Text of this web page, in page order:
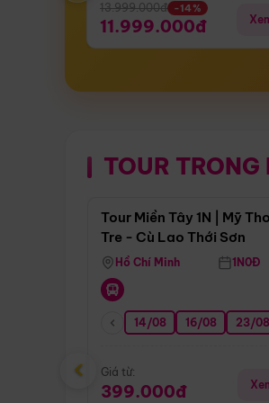
13.999.000đ -14%
11.999.000đ
TOUR TRONG
Tour Miền Tây 1N | Mỹ
Tre - Cù Lao Thới Sơn
Hồ Chí Minh 1N0Đ
14/08 16/08 23/08
Giá từ:
399.000đ
‹